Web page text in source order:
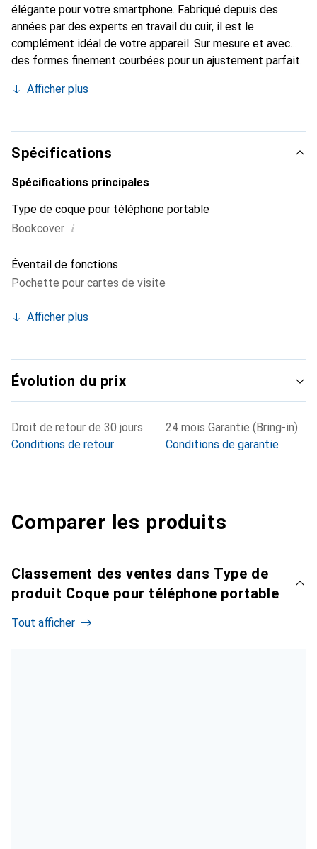
élégante pour votre smartphone. Fabriqué depuis des
années par des experts en travail du cuir, il est le
complément idéal de votre appareil. Sur mesure et avec
des formes finement courbées pour un ajustement parfait.
smartphone. La marque Noreve est internationalement
toujours un excellent choix pour le client exigeant.
Afficher plus
Spécifications
Spécifications principales
Type de coque pour téléphone portable
Bookcover i
Éventail de fonctions
Pochette pour cartes de visite
Afficher plus
Évolution du prix
Droit de retour de 30 jours
Conditions de retour
24 mois Garantie (Bring-in)
Conditions de garantie
Comparer les produits
Classement des ventes dans Type de
produit Coque pour téléphone portable
Tout afficher